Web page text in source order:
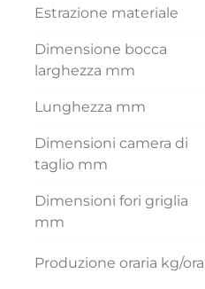
Estrazione materiale
Dimensione bocca
larghezza mm
Lunghezza mm
Dimensioni camera di
taglio mm
Dimensioni fori griglia
mm
Produzione oraria kg/ora